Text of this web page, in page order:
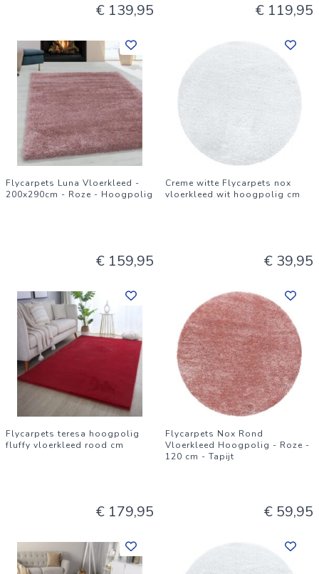
€ 139,95 € 119,95
Flycarpets Luna Vloerkleed -
200x290cm - Roze - Hoogpolig
€ 159,95
Creme witte Flycarpets nox
vloerkleed wit hoogpolig cm
€ 39,95
Flycarpets teresa hoogpolig
fluffy vloerkleed rood cm
€ 179,95
Flycarpets Nox Rond
Vloerkleed Hoogpolig - Roze -
120 cm - Tapijt
€ 59,95